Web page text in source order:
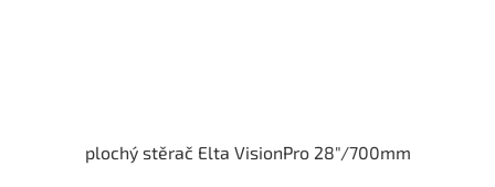
plochý stěrač Elta VisionPro 28"/700mm